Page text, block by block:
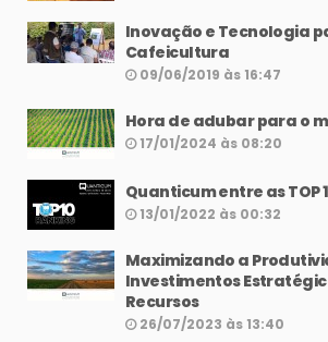
Inovação e Tecnologia
Cafeicultura
09/06/2019 às 16:47
Hora de adubar para o
17/01/2024 às 08:20
Quanticum entre as TOP
13/01/2022 às 00:32
Maximizando a
Investimentos
Recursos
26/07/2023 às 13:40